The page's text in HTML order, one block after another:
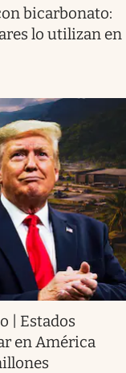
bicarbonato:
lo utilizan en
| Estados
en América